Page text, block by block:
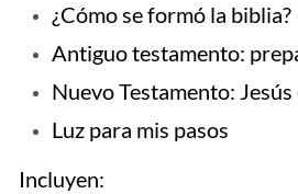
¿Cómo se formó la biblia?
Antiguo testamento:
Nuevo Testamento: Jesús
Luz para mis pasos
Incluyen:​